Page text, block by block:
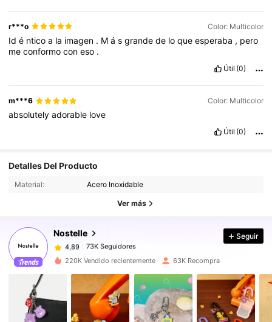
r***o Color: Multicolor
Idé nticoa la imagen . Másgrandede loqueesperaba , pero
meconformoconeso .
Útil (0)
m***6 Color: Multicolor
absolutelyadorable love
Útil (0)
Detalles Del Producto
Material: Acero Inoxidable
Ver más
Nostelle
4,89 73K Seguidores
73K Seguidores
73K Seguidores
m***s pagóHace 1 día
4,89 73K Seguidores
4,89 73K Seguidores
Seguir
220K Vendido recientemente 63K Recompra